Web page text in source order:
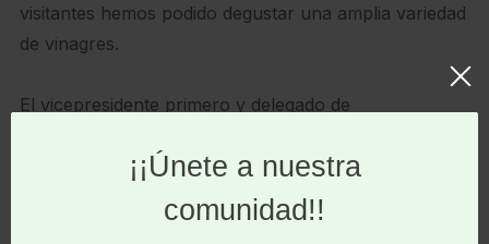
visitantes hemos podido degustar una amplia variedad
de vinagres.
El vicepresidente primero y delegado de
@dipucordoba,@andres_lorite, ha participado en
el acto de entrega de galardones del VII Concurso
Internacional de Vinagres